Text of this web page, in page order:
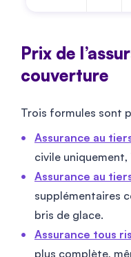
Prix de
couverture
Trois formules sont
Assurance au
civile
Assurance au
supplémentaires
bris de glace.
Assurance tous
plus complète,